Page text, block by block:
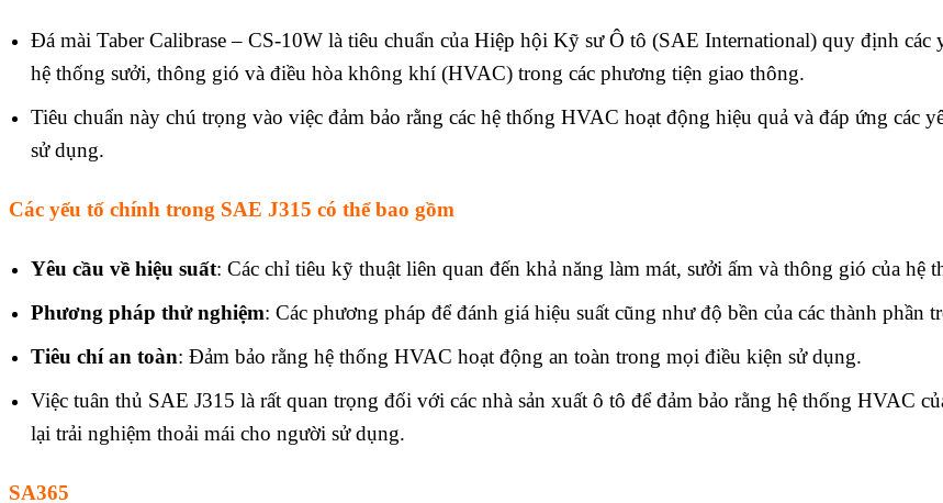
Đá mài Taber Calibrase – CS-10W là tiêu chuẩn của Hiệp hội Kỹ sư Ô tô (SAE International) quy định các
hệ thống sưởi, thông gió và điều hòa không khí (HVAC) trong các phương tiện giao thông.
Tiêu chuẩn này chú trọng vào việc đảm bảo rằng các hệ thống HVAC hoạt động hiệu quả và đáp ứng các
sử dụng.
Các yếu tố chính trong SAE J315 có thể bao gồm
Yêu cầu về hiệu suất: Các chỉ tiêu kỹ thuật liên quan đến khả năng làm mát, sưởi ấm và thông gió của hệ
Phương pháp thử nghiệm: Các phương pháp để đánh giá hiệu suất cũng như độ bền của các thành phần
Tiêu chí an toàn: Đảm bảo rằng hệ thống HVAC hoạt động an toàn trong mọi điều kiện sử dụng.
Việc tuân thủ SAE J315 là rất quan trọng đối với các nhà sản xuất ô tô để đảm bảo rằng hệ thống HVAC
lại trải nghiệm thoải mái cho người sử dụng.
SA365